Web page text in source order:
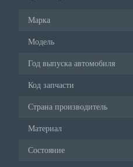
Марка
Модель
Год выпуска автомобиля
Код запчасти
Страна производитель
Материал
Состояние